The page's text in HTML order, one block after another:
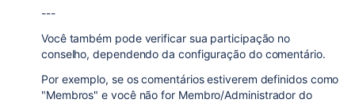
---
Você também pode verificar sua participação no
conselho, dependendo da configuração do comentário.
Por exemplo, se os comentários estiverem definidos como
"Membros" e você não for Membro/Administrador do